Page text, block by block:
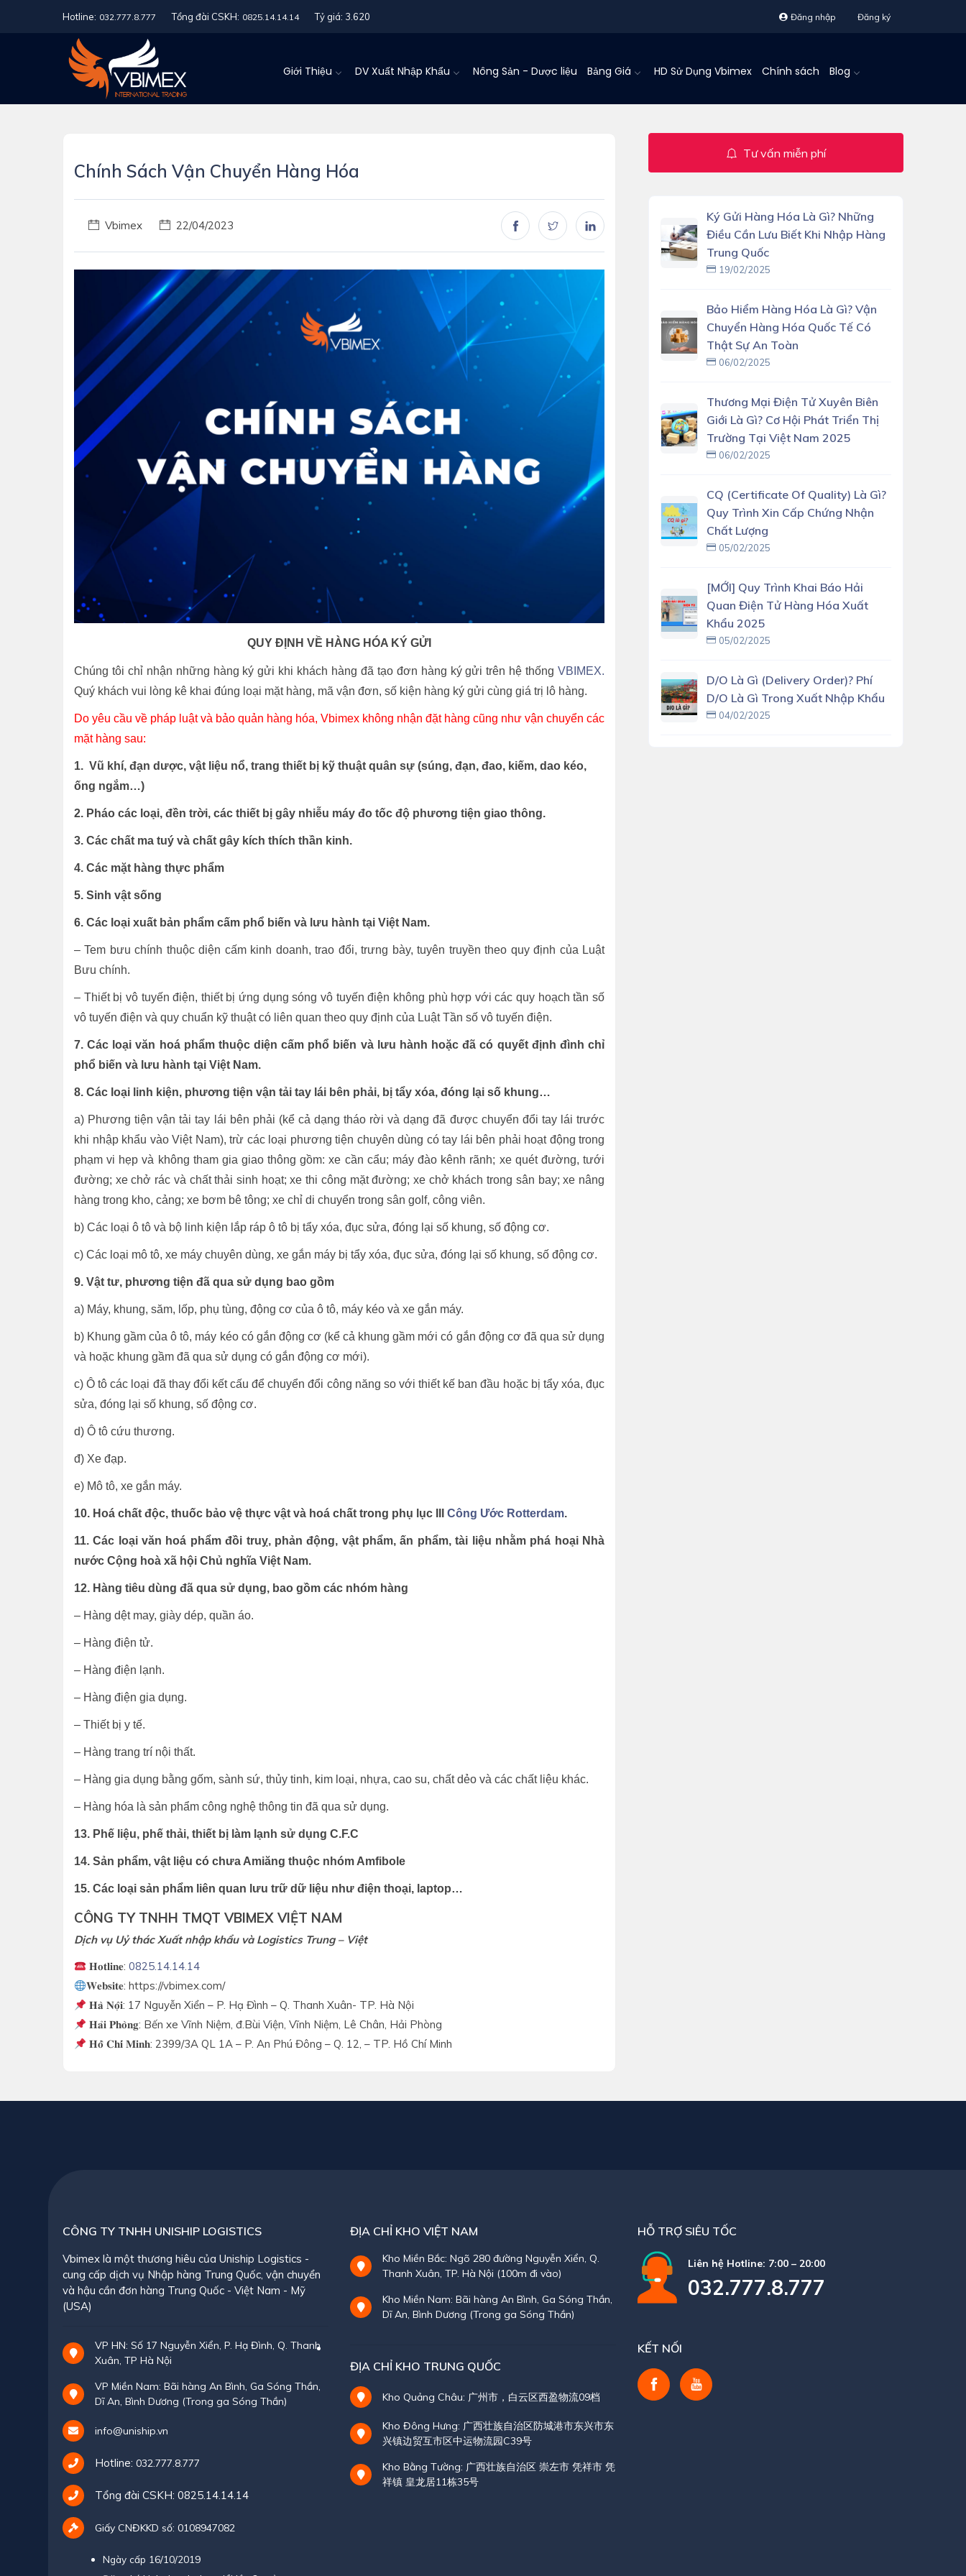
Hotline: 032.777.8.777 Tổng đài CSKH: 0825.14.14.14 Tỷ giá: 3.620 Đăng nhập Đăng ký
Giới Thiệu DV Xuất Nhập Khẩu Nông Sản - Dược liệu Bảng Giá HD Sử Dụng Vbimex Chính sách Blog
Chính Sách Vận Chuyển Hàng Hóa
Vbimex 22/04/2023
QUY ĐỊNH VỀ HÀNG HÓA KÝ GỬI
Chúng tôi chỉ nhận những hàng ký gửi khi khách hàng đã tạo đơn hàng ký gửi trên hệ thống VBIMEX.
Quý khách vui lòng kê khai đúng loại mặt hàng, mã vận đơn, số kiện hàng ký gửi cùng giá trị lô hàng.
Do yêu cầu về pháp luật và bảo quản hàng hóa, Vbimex không nhận đặt hàng cũng như vận chuyển các
mặt hàng sau:
1. Vũ khí, đạn dược, vật liệu nổ, trang thiết bị kỹ thuật quân sự (súng, đạn, đao, kiếm, dao kéo,
ống ngắm…)
2. Pháo các loại, đền trời, các thiết bị gây nhiễu máy đo tốc độ phương tiện giao thông.
3. Các chất ma tuý và chất gây kích thích thần kinh.
4. Các mặt hàng thực phẩm
5. Sinh vật sống
6. Các loại xuất bản phẩm cấm phổ biến và lưu hành tại Việt Nam.
– Tem bưu chính thuộc diện cấm kinh doanh, trao đổi, trưng bày, tuyên truyền theo quy định của Luật
Bưu chính.
– Thiết bị vô tuyến điện, thiết bị ứng dụng sóng vô tuyến điện không phù hợp với các quy hoạch tần số
vô tuyến điện và quy chuẩn kỹ thuật có liên quan theo quy định của Luật Tần số vô tuyến điện.
7. Các loại văn hoá phẩm thuộc diện cấm phổ biến và lưu hành hoặc đã có quyết định đình chỉ
phổ biến và lưu hành tại Việt Nam.
8. Các loại linh kiện, phương tiện vận tải tay lái bên phải, bị tẩy xóa, đóng lại số khung…
a) Phương tiện vận tải tay lái bên phải (kể cả dạng tháo rời và dạng đã được chuyển đổi tay lái trước
khi nhập khẩu vào Việt Nam), trừ các loại phương tiện chuyên dùng có tay lái bên phải hoạt động trong
phạm vi hẹp và không tham gia giao thông gồm: xe cần cẩu; máy đào kênh rãnh; xe quét đường, tưới
đường; xe chở rác và chất thải sinh hoạt; xe thi công mặt đường; xe chở khách trong sân bay; xe nâng
hàng trong kho, cảng; xe bơm bê tông; xe chỉ di chuyển trong sân golf, công viên.
b) Các loại ô tô và bộ linh kiện lắp ráp ô tô bị tẩy xóa, đục sửa, đóng lại số khung, số động cơ.
c) Các loại mô tô, xe máy chuyên dùng, xe gắn máy bị tẩy xóa, đục sửa, đóng lại số khung, số động cơ.
9. Vật tư, phương tiện đã qua sử dụng bao gồm
a) Máy, khung, săm, lốp, phụ tùng, động cơ của ô tô, máy kéo và xe gắn máy.
b) Khung gầm của ô tô, máy kéo có gắn động cơ (kể cả khung gầm mới có gắn động cơ đã qua sử dụng
và hoặc khung gầm đã qua sử dụng có gắn động cơ mới).
c) Ô tô các loại đã thay đổi kết cấu để chuyển đổi công năng so với thiết kế ban đầu hoặc bị tẩy xóa, đục
sửa, đóng lại số khung, số động cơ.
d) Ô tô cứu thương.
đ) Xe đạp.
e) Mô tô, xe gắn máy.
10. Hoá chất độc, thuốc bảo vệ thực vật và hoá chất trong phụ lục III Công Ước Rotterdam.
11. Các loại văn hoá phẩm đồi truỵ, phản động, vật phẩm, ấn phẩm, tài liệu nhằm phá hoại Nhà
nước Cộng hoà xã hội Chủ nghĩa Việt Nam.
12. Hàng tiêu dùng đã qua sử dụng, bao gồm các nhóm hàng
– Hàng dệt may, giày dép, quần áo.
– Hàng điện tử.
– Hàng điện lạnh.
– Hàng điện gia dụng.
– Thiết bị y tế.
– Hàng trang trí nội thất.
– Hàng gia dụng bằng gốm, sành sứ, thủy tinh, kim loại, nhựa, cao su, chất dẻo và các chất liệu khác.
– Hàng hóa là sản phẩm công nghệ thông tin đã qua sử dụng.
13. Phế liệu, phế thải, thiết bị làm lạnh sử dụng C.F.C
14. Sản phẩm, vật liệu có chưa Amiăng thuộc nhóm Amfibole
15. Các loại sản phẩm liên quan lưu trữ dữ liệu như điện thoại, laptop…
CÔNG TY TNHH TMQT VBIMEX VIỆT NAM
Dịch vụ Uỷ thác Xuất nhập khẩu và Logistics Trung – Việt
𝐇𝐨𝐭𝐥𝐢𝐧𝐞:0825.14.14.14
𝐖𝐞𝐛𝐬𝐢𝐭𝐞: https://vbimex.com/
𝐇𝐚̀ 𝐍𝐨̣̂𝐢: 17 Nguyễn Xiển – P. Hạ Đình – Q. Thanh Xuân- TP. Hà Nội
𝐇𝐚̉𝐢 𝐏𝐡𝐨̀𝐧𝐠: Bến xe Vĩnh Niệm, đ.Bùi Viện, Vĩnh Niệm, Lê Chân, Hải Phòng
𝐇𝐨̂̀ 𝐂𝐡𝐢́ 𝐌𝐢𝐧𝐡: 2399/3A QL 1A – P. An Phú Đông – Q. 12, – TP. Hồ Chí Minh
Tư vấn miễn phí
Ký Gửi Hàng Hóa Là Gì? Những
Điều Cần Lưu Biết Khi Nhập Hàng
Trung Quốc
19/02/2025
Bảo Hiểm Hàng Hóa Là Gì? Vận
Chuyển Hàng Hóa Quốc Tế Có
Thật Sự An Toàn
06/02/2025
Thương Mại Điện Tử Xuyên Biên
Giới Là Gì? Cơ Hội Phát Triển Thị
Trường Tại Việt Nam 2025
06/02/2025
CQ (Certificate Of Quality) Là Gì?
Quy Trình Xin Cấp Chứng Nhận
Chất Lượng
05/02/2025
[MỚI] Quy Trình Khai Báo Hải
Quan Điện Tử Hàng Hóa Xuất
Khẩu 2025
05/02/2025
D/O Là Gì (delivery Order)? Phí
D/O Là Gì Trong Xuất Nhập Khẩu
04/02/2025
CÔNG TY TNHH UNISHIP LOGISTICS
Vbimex là một thương hiêu của Uniship Logistics -
cung cấp dịch vụ Nhập hàng Trung Quốc, vận chuyển
và hậu cần đơn hàng Trung Quốc - Việt Nam - Mỹ
(USA)
VP HN: Số 17 Nguyễn Xiển, P. Hạ Đình, Q. Thanh
Xuân, TP Hà Nội
VP Miền Nam: Bãi hàng An Bình, Ga Sóng Thần,
Dĩ An, Bình Dương (Trong ga Sóng Thần)
info@uniship.vn
Hotline: 032.777.8.777
Tổng đài CSKH: 0825.14.14.14
Giấy CNĐKKD số: 0108947082
Ngày cấp 16/10/2019
ĐỊA CHỈ KHO VIỆT NAM
Kho Miền Bắc: Ngõ 280 đường Nguyễn Xiển, Q.
Thanh Xuân, TP. Hà Nội (100m đi vào)
Kho Miền Nam: Bãi hàng An Bình, Ga Sóng Thần,
Dĩ An, Bình Dương (Trong ga Sóng Thần)
ĐỊA CHỈ KHO TRUNG QUỐC
Kho Quảng Châu: 广州市，白云区西盈物流09档
Kho Đông Hưng: 广西壮族自治区防城港市东兴市东
兴镇边贸互市区中运物流园C39号
Kho Bằng Tường: 广西壮族自治区 崇左市 凭祥市 凭
祥镇 皇龙居11栋35号
HỖ TRỢ SIÊU TỐC
Liên hệ Hotline: 7:00 – 20:00
032.777.8.777
KẾT NỐI